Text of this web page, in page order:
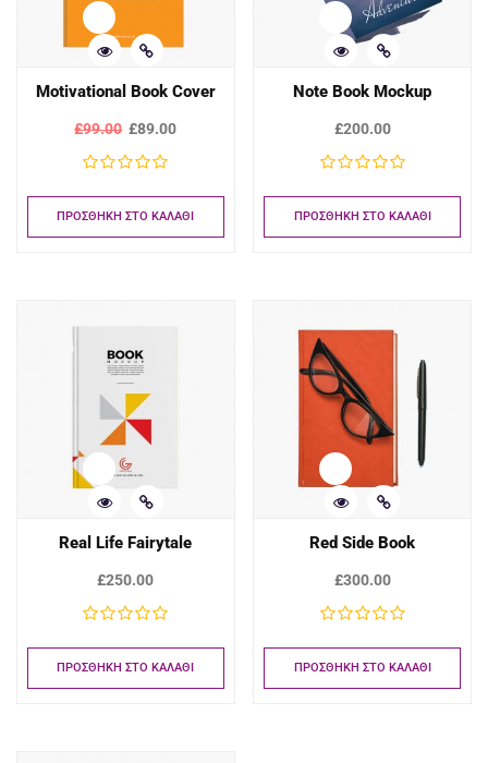
Motivational Book Cover
£99.00 £89.00
ΠΡΟΣΘΉΚΗ ΣΤΟ ΚΑΛΆΘΙ
Note Book Mockup
£200.00
ΠΡΟΣΘΉΚΗ ΣΤΟ ΚΑΛΆΘΙ
Real Life Fairytale
£250.00
ΠΡΟΣΘΉΚΗ ΣΤΟ ΚΑΛΆΘΙ
Red Side Book
£300.00
ΠΡΟΣΘΉΚΗ ΣΤΟ ΚΑΛΆΘΙ